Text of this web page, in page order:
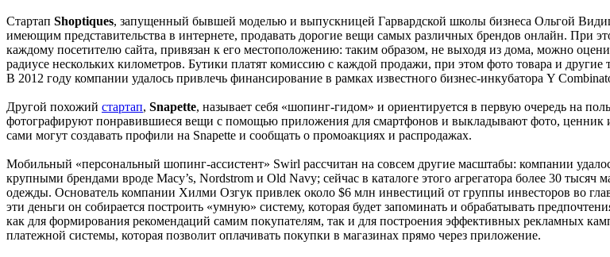
Стартап Shoptiques, запущенный бывшей моделью и выпускницей Гарвардской школы бизнеса Ольгой
имеющим представительства в интернете, продавать дорогие вещи самых различных брендов онлайн. При
каждому посетителю сайта, привязан к его местоположению: таким образом, не выходя из дома, можно
радиусе нескольких километров. Бутики платят комиссию с каждой продажи, при этом фото товара и другие
В 2012 году компании удалось привлечь финансирование в рамках известного бизнес-инкубатора Y
Другой похожий стартап, Snapette, называет себя «шопинг-гидом» и ориентируется в первую очередь на
фотографируют понравившиеся вещи с помощью приложения для смартфонов и выкладывают фото, ценник
сами могут создавать профили на Snapette и сообщать о промоакциях и распродажах.
Мобильный «персональный шопинг-ассистент» Swirl рассчитан на совсем другие масштабы: компании
крупными брендами вроде Macy’s, Nordstrom и Old Navy; сейчас в каталоге этого агрегатора более 30
одежды. Основатель компании Хилми Озгук привлек около $6 млн инвестиций от группы инвесторов во
эти деньги он собирается построить «умную» систему, которая будет запоминать и обрабатывать
как для формирования рекомендаций самим покупателям, так и для построения эффективных рекламных
платежной системы, которая позволит оплачивать покупки в магазинах прямо через приложение.